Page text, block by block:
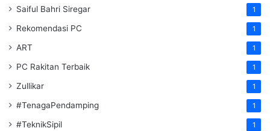
Saiful Bahri Siregar 1
Rekomendasi PC 1
ART 1
PC Rakitan Terbaik 1
Zullikar 1
#TenagaPendamping 1
#TeknikSipil 1